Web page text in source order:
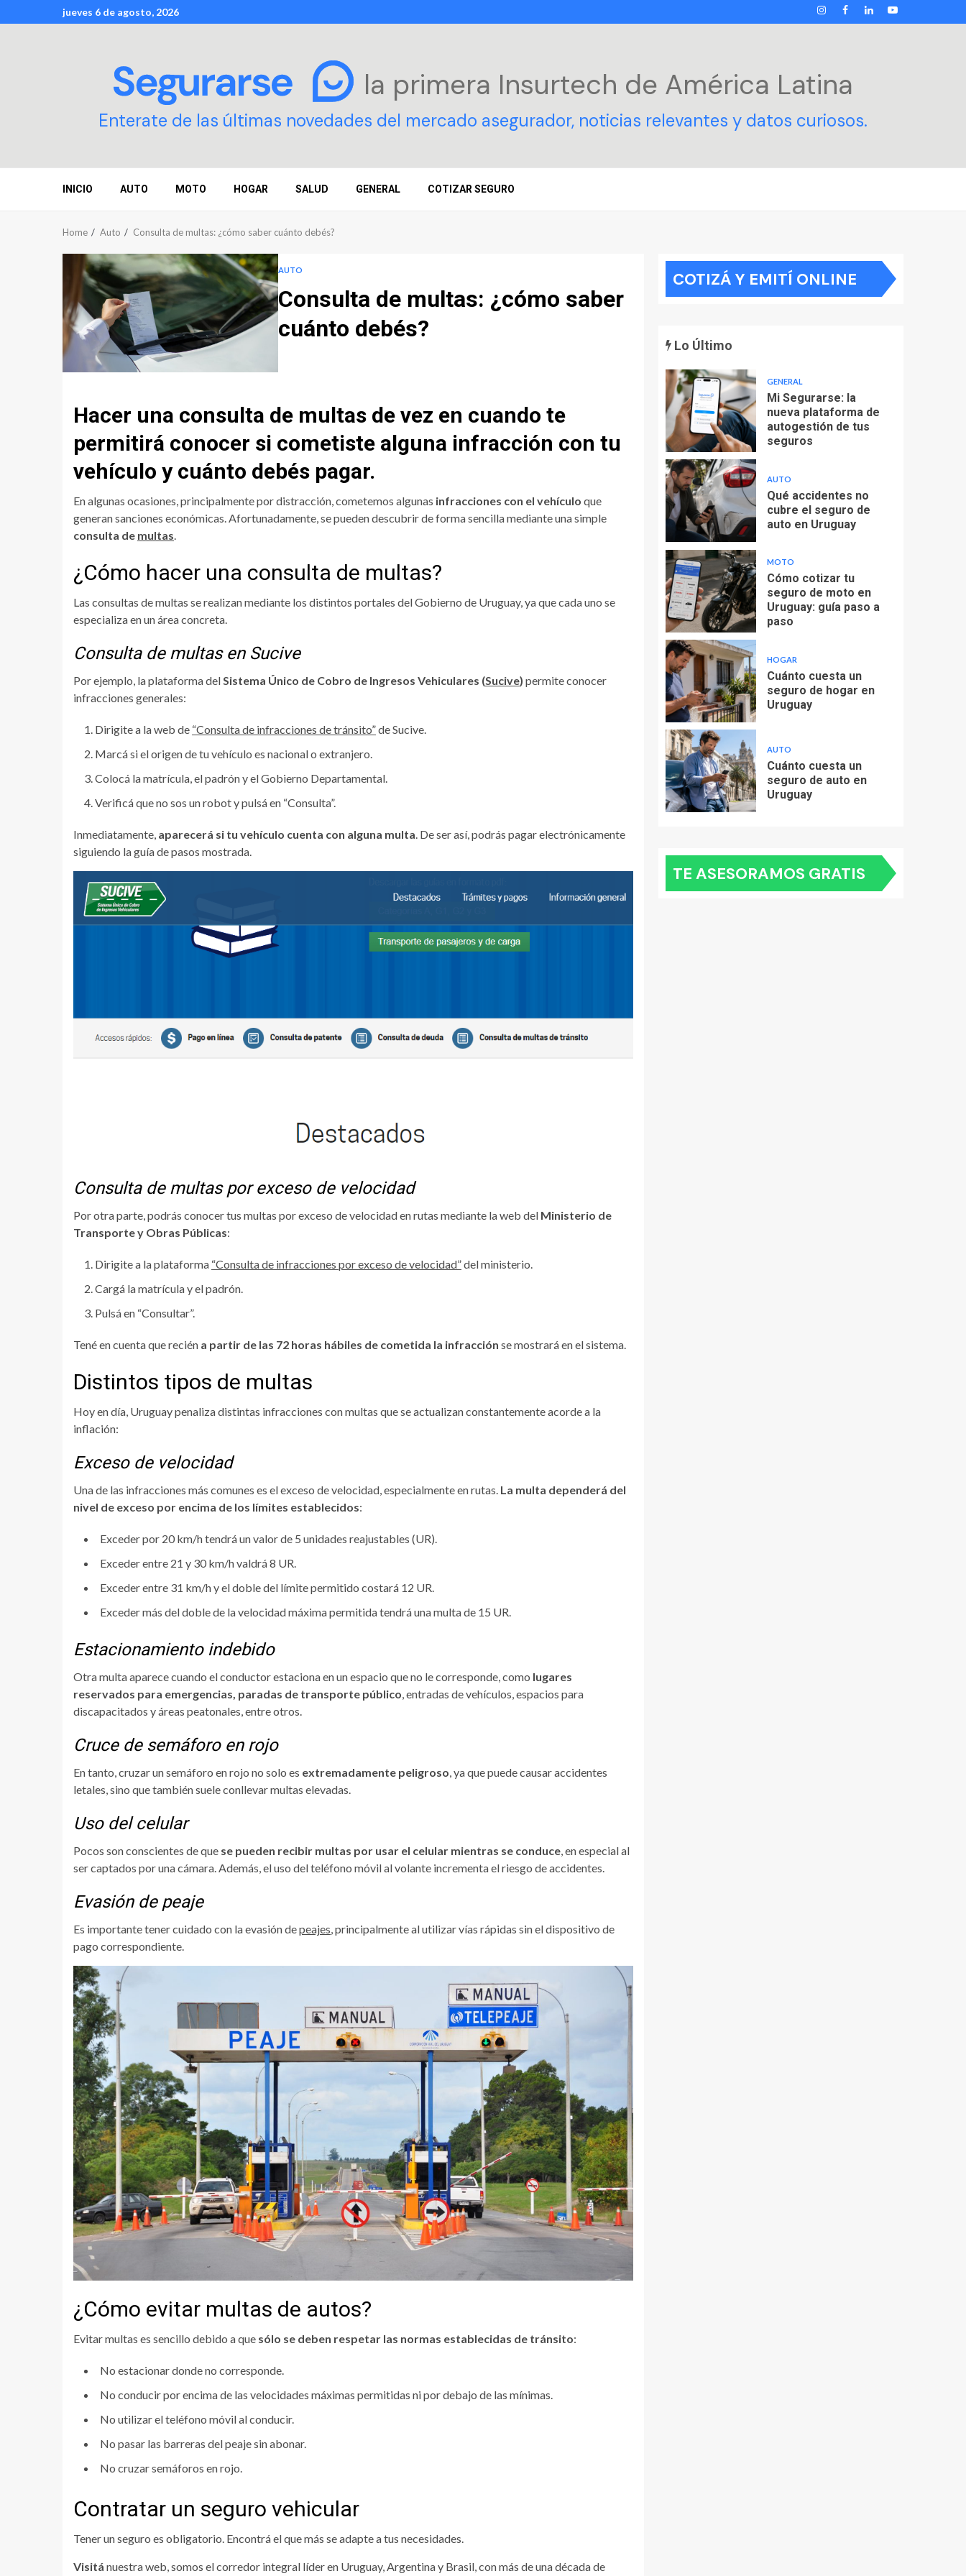
to
jueves 6 de agosto, 2026 INSTAGRAM
FACEBOOK
LINKEDIN
YOUTUBE
la primera Insurtech de América Latina
Enterate de las últimas novedades del mercado asegurador, noticias relevantes y datos curiosos.
INICIO AUTO MOTO HOGAR SALUD GENERAL COTIZAR SEGURO
Home Auto Consulta de multas: ¿cómo saber cuánto debés?
AUTO
Consulta de multas: ¿cómo saber
cuánto debés?
Hacer una consulta de multas de vez en cuando te
permitirá conocer si cometiste alguna infracción con tu
vehículo y cuánto debés pagar.
En algunas ocasiones, principalmente por distracción, cometemos algunas infracciones con el vehículo que
generan sanciones económicas. Afortunadamente, se pueden descubrir de forma sencilla mediante una simple
consulta de multas.
¿Cómo hacer una consulta de multas?
Las consultas de multas se realizan mediante los distintos portales del Gobierno de Uruguay, ya que cada uno se
especializa en un área concreta.
Consulta de multas en Sucive
Por ejemplo, la plataforma delSistema Único de Cobro de Ingresos Vehiculares (Sucive) permite conocer
infracciones generales:
Dirigite a la web de “Consulta de infracciones de tránsito”de Sucive.
Marcá si el origen de tu vehículo es nacional o extranjero.
Colocá la matrícula, el padrón y el Gobierno Departamental.
Verificá que no sos un robot y pulsá en “Consulta”.
Inmediatamente, aparecerá si tu vehículo cuenta con alguna multa. De ser así, podrás pagar electrónicamente
siguiendo la guía de pasos mostrada.
Consulta de multas por exceso de velocidad
Por otra parte, podrás conocer tus multas por exceso de velocidad en rutas mediante la web del Ministerio de
Transporte y Obras Públicas:
Dirigite a la plataforma “Consulta de infracciones por exceso de velocidad”del ministerio.
Cargá la matrícula y el padrón.
Pulsá en “Consultar”.
Tené en cuenta que recién a partir de las 72 horas hábiles de cometida la infracción se mostrará en el sistema.
Distintos tipos de multas
Hoy en día, Uruguay penaliza distintas infracciones con multas que se actualizan constantemente acorde a la
inflación:
Exceso de velocidad
Una de las infracciones más comunes es el exceso de velocidad, especialmente en rutas. La multa dependerá del
nivel de exceso por encima de los límites establecidos:
Exceder por 20 km/h tendrá un valor de 5 unidades reajustables (UR).
Exceder entre 21 y 30 km/h valdrá 8 UR.
Exceder entre 31 km/h y el doble del límite permitido costará 12 UR.
Exceder más del doble de la velocidad máxima permitida tendrá una multa de 15 UR.
Estacionamiento indebido
Otra multa aparece cuando el conductor estaciona en un espacio que no le corresponde, como lugares
reservados para emergencias, paradas de transporte público, entradas de vehículos, espacios para
discapacitados y áreas peatonales, entre otros.
Cruce de semáforo en rojo
En tanto, cruzar un semáforo en rojo no solo es extremadamente peligroso, ya que puede causar accidentes
letales, sino que también suele conllevar multas elevadas.
Uso del celular
Pocos son conscientes de que se pueden recibir multas por usar el celular mientras se conduce, en especial al
ser captados por una cámara. Además, el uso del teléfono móvil al volante incrementa el riesgo de accidentes.
Evasión de peaje
Es importante tener cuidado con la evasión depeajes, principalmente al utilizar vías rápidas sin el dispositivo de
pago correspondiente.
¿Cómo evitar multas de autos?
Evitar multas es sencillo debido a que sólo se deben respetar las normas establecidas de tránsito:
No estacionar donde no corresponde.
No conducir por encima de las velocidades máximas permitidas ni por debajo de las mínimas.
No utilizar el teléfono móvil al conducir.
No pasar las barreras del peaje sin abonar.
No cruzar semáforos en rojo.
Contratar un seguro vehicular
Tener un seguro es obligatorio. Encontrá el que más se adapte a tus necesidades.
Visitá nuestra web, somos el corredor integral líder en Uruguay, Argentina y Brasil, con más de una década de
COTIZÁ Y EMITÍ ONLINE
Lo Último
GENERAL
Mi Segurarse: la
nueva plataforma de
autogestión de tus
seguros
AUTO
Qué accidentes no
cubre el seguro de
auto en Uruguay
MOTO
Cómo cotizar tu
seguro de moto en
Uruguay: guía paso a
paso
HOGAR
Cuánto cuesta un
seguro de hogar en
Uruguay
AUTO
Cuánto cuesta un
seguro de auto en
Uruguay
TE ASESORAMOS GRATIS